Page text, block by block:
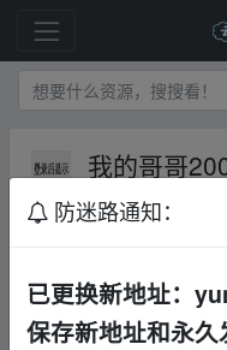
我的哥哥
642 级
◎译 名 我的哥
防迷路通知：
已更换新地址：
保存新地址和永久